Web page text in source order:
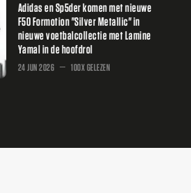
Adidas en Sp5der komen met nieuwe
F50 Formotion "Silver Metallic" in
nieuwe voetbalcollectie met Lamine
Yamal in de hoofdrol
24 JUN 2026 100X GELEZEN